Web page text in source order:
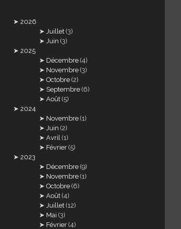
2026
Juillet (3)
Juin (3)
2025
Décembre (4)
Novembre (3)
Octobre (2)
Septembre (6)
Août (5)
2024
Novembre (1)
Juin (2)
Avril (1)
Février (5)
2023
Décembre (9)
Novembre (1)
Octobre (6)
Août (4)
Juillet (12)
Mai (3)
Février (4)